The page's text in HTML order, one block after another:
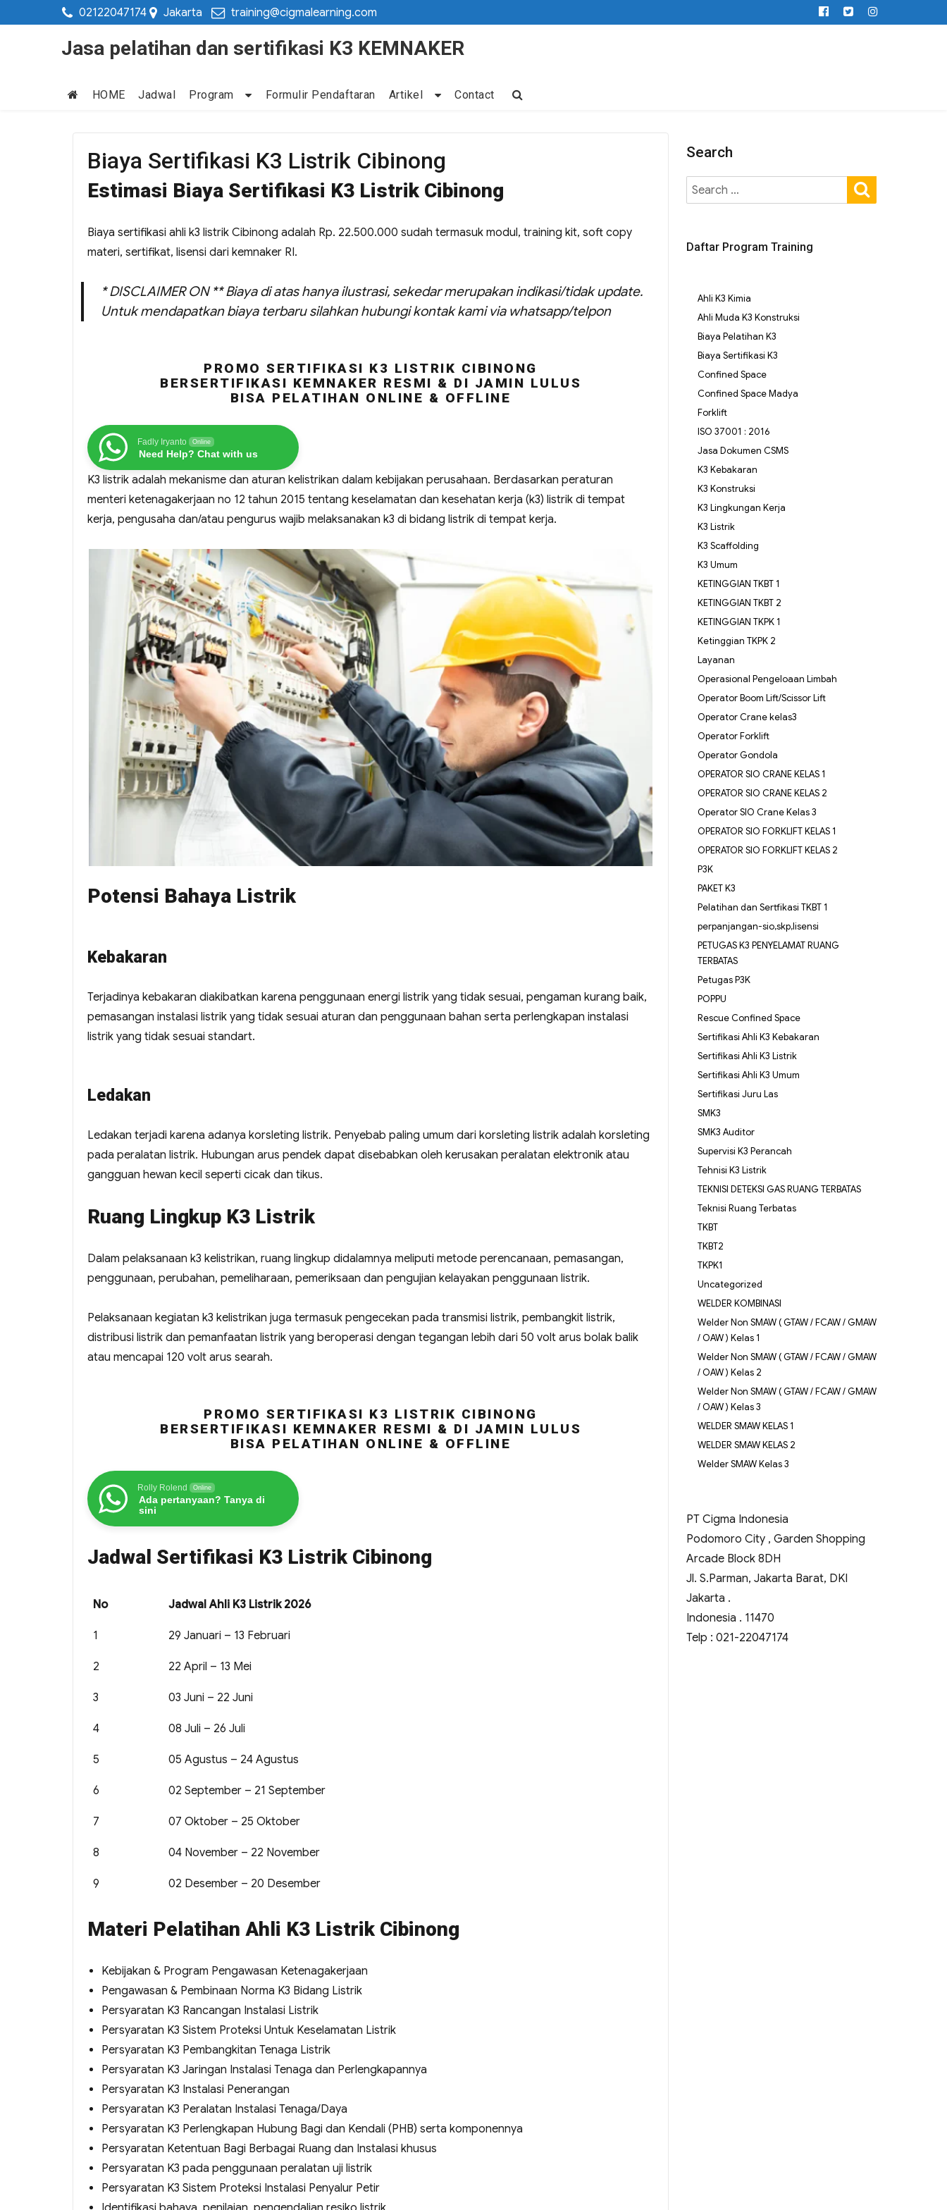
02122047174 Jakarta training@cigmalearning.com
Jasa pelatihan dan sertifikasi K3 KEMNAKER
HOME Jadwal Program Formulir Pendaftaran Artikel Contact
Biaya Sertifikasi K3 Listrik Cibinong
Estimasi Biaya Sertifikasi K3 Listrik Cibinong
Biaya sertifikasi ahli k3 listrik Cibinong adalah Rp. 22.500.000 sudah termasuk modul, training kit, soft copy
materi, sertifikat, lisensi dari kemnaker RI.
* DISCLAIMER ON ** Biaya di atas hanya ilustrasi, sekedar merupakan indikasi/tidak update.
Untuk mendapatkan biaya terbaru silahkan hubungi kontak kami via whatsapp/telpon
PROMO SERTIFIKASI K3 LISTRIK CIBINONG
BERSERTIFIKASI KEMNAKER RESMI & DI JAMIN LULUS
BISA PELATIHAN ONLINE & OFFLINE
Fadly Iryanto Online
Need Help? Chat with us
K3 listrik adalah mekanisme dan aturan kelistrikan dalam kebijakan perusahaan. Berdasarkan peraturan
menteri ketenagakerjaan no 12 tahun 2015 tentang keselamatan dan kesehatan kerja (k3) listrik di tempat
kerja, pengusaha dan/atau pengurus wajib melaksanakan k3 di bidang listrik di tempat kerja.
Potensi Bahaya Listrik
Kebakaran
Terjadinya kebakaran diakibatkan karena penggunaan energi listrik yang tidak sesuai, pengaman kurang baik,
pemasangan instalasi listrik yang tidak sesuai aturan dan penggunaan bahan serta perlengkapan instalasi
listrik yang tidak sesuai standart.
Ledakan
Ledakan terjadi karena adanya korsleting listrik. Penyebab paling umum dari korsleting listrik adalah korsleting
pada peralatan listrik. Hubungan arus pendek dapat disebabkan oleh kerusakan peralatan elektronik atau
gangguan hewan kecil seperti cicak dan tikus.
Ruang Lingkup K3 Listrik
Dalam pelaksanaan k3 kelistrikan, ruang lingkup didalamnya meliputi metode perencanaan, pemasangan,
penggunaan, perubahan, pemeliharaan, pemeriksaan dan pengujian kelayakan penggunaan listrik.
Pelaksanaan kegiatan k3 kelistrikan juga termasuk pengecekan pada transmisi listrik, pembangkit listrik,
distribusi listrik dan pemanfaatan listrik yang beroperasi dengan tegangan lebih dari 50 volt arus bolak balik
atau mencapai 120 volt arus searah.
PROMO SERTIFIKASI K3 LISTRIK CIBINONG
BERSERTIFIKASI KEMNAKER RESMI & DI JAMIN LULUS
BISA PELATIHAN ONLINE & OFFLINE
Rolly Rolend Online
Ada pertanyaan? Tanya di
sini
Jadwal Sertifikasi K3 Listrik Cibinong
No Jadwal Ahli K3 Listrik 2026
1 29 Januari – 13 Februari
2 22 April – 13 Mei
3 03 Juni – 22 Juni
4 08 Juli – 26 Juli
5 05 Agustus – 24 Agustus
6 02 September – 21 September
7 07 Oktober – 25 Oktober
8 04 November – 22 November
9 02 Desember – 20 Desember
Materi Pelatihan Ahli K3 Listrik Cibinong
Kebijakan & Program Pengawasan Ketenagakerjaan
Pengawasan & Pembinaan Norma K3 Bidang Listrik
Persyaratan K3 Rancangan Instalasi Listrik
Persyaratan K3 Sistem Proteksi Untuk Keselamatan Listrik
Persyaratan K3 Pembangkitan Tenaga Listrik
Persyaratan K3 Jaringan Instalasi Tenaga dan Perlengkapannya
Persyaratan K3 Instalasi Penerangan
Persyaratan K3 Peralatan Instalasi Tenaga/Daya
Persyaratan K3 Perlengkapan Hubung Bagi dan Kendali (PHB) serta komponennya
Persyaratan Ketentuan Bagi Berbagai Ruang dan Instalasi khusus
Persyaratan K3 pada penggunaan peralatan uji listrik
Persyaratan K3 Sistem Proteksi Instalasi Penyalur Petir
Search
Daftar Program Training
Ahli K3 Kimia
Ahli Muda K3 Konstruksi
Biaya Pelatihan K3
Biaya Sertifikasi K3
Confined Space
Confined Space Madya
Forklift
ISO 37001 : 2016
Jasa Dokumen CSMS
K3 Kebakaran
K3 Konstruksi
K3 Lingkungan Kerja
K3 Listrik
K3 Scaffolding
K3 Umum
KETINGGIAN TKBT 1
KETINGGIAN TKBT 2
KETINGGIAN TKPK 1
Ketinggian TKPK 2
Layanan
Operasional Pengeloaan Limbah
Operator Boom Lift/Scissor Lift
Operator Crane kelas3
Operator Forklift
Operator Gondola
OPERATOR SIO CRANE KELAS 1
OPERATOR SIO CRANE KELAS 2
Operator SIO Crane Kelas 3
OPERATOR SIO FORKLIFT KELAS 1
OPERATOR SIO FORKLIFT KELAS 2
P3K
PAKET K3
Pelatihan dan Sertfikasi TKBT 1
perpanjangan-sio,skp,lisensi
PETUGAS K3 PENYELAMAT RUANG
TERBATAS
Petugas P3K
POPPU
Rescue Confined Space
Sertifikasi Ahli K3 Kebakaran
Sertifikasi Ahli K3 Listrik
Sertifikasi Ahli K3 Umum
Sertifikasi Juru Las
SMK3
SMK3 Auditor
Supervisi K3 Perancah
Tehnisi K3 Listrik
TEKNISI DETEKSI GAS RUANG TERBATAS
Teknisi Ruang Terbatas
TKBT
TKBT2
TKPK1
Uncategorized
WELDER KOMBINASI
Welder Non SMAW ( GTAW / FCAW / GMAW
/ OAW ) Kelas 1
Welder Non SMAW ( GTAW / FCAW / GMAW
/ OAW ) Kelas 2
Welder Non SMAW ( GTAW / FCAW / GMAW
/ OAW ) Kelas 3
WELDER SMAW KELAS 1
WELDER SMAW KELAS 2
Welder SMAW Kelas 3
PT Cigma Indonesia
Podomoro City , Garden Shopping
Arcade Block 8DH
Jl. S.Parman, Jakarta Barat, DKI
Jakarta .
Indonesia . 11470
Telp : 021-22047174